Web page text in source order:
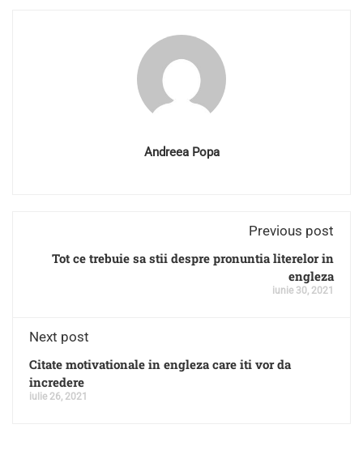
Andreea Popa
Previous post
Tot ce trebuie sa stii despre pronuntia literelor in
engleza
iunie 30, 2021
Next post
Citate motivationale in engleza care iti vor da
incredere
iulie 26, 2021